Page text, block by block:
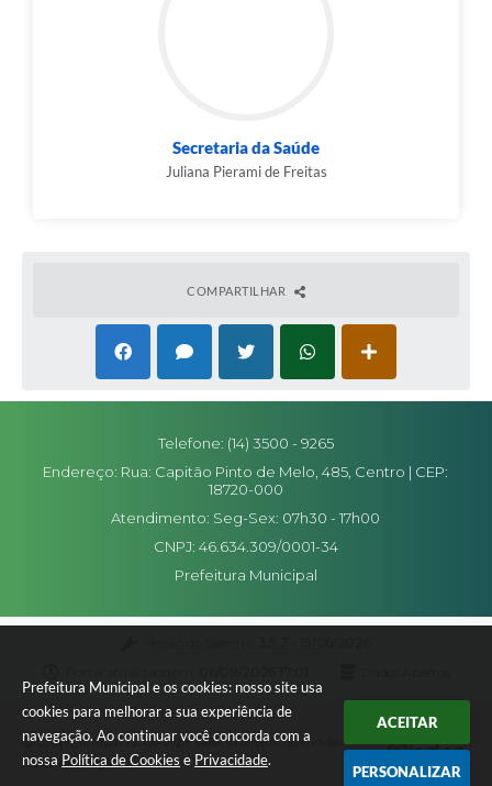
Prefeitura Municipal e os cookies: nosso site usa
cookies para melhorar a sua experiência de
navegação. Ao continuar você concorda com a
nossa Política de Cookies e Privacidade.
ACEITAR
PERSONALIZAR
Secretaria da Saúde
Juliana Pierami de Freitas
COMPARTILHAR
Telefone: (14) 3500 - 9265
Endereço: Rua: Capitão Pinto de Melo, 485, Centro | CEP:
18720-000
Atendimento: Seg-Sex: 07h30 - 17h00
CNPJ: 46.634.309/0001-34
Prefeitura Municipal
Copyright Instar - 2006-2026. Todos os direitos reservados -
Instar Tecnologia